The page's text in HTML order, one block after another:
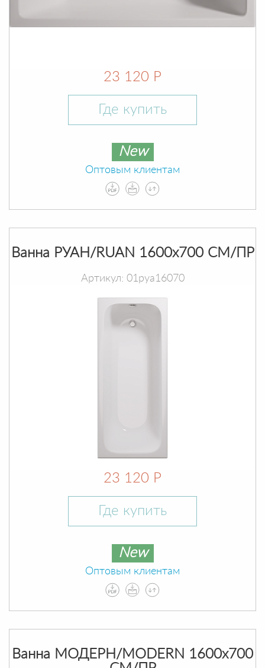
23 120 Р
Где купить
New
Оптовым клиентам
Ванна РУАН/RUAN 1600х700 СМ/ПР
Артикул: 01руа16070
23 120 Р
Где купить
New
Оптовым клиентам
Ванна МОДЕРН/MODERN 1600х700